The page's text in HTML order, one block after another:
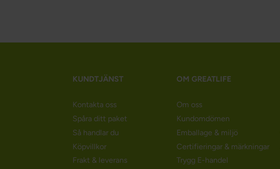
KUNDTJÄNST
Kontakta oss
Spåra ditt paket
Så handlar du
Köpvillkor
Frakt & leverans
OM GREATLIFE
Om oss
Kundomdömen
Emballage & miljö
Certifieringar & märkningar
Trygg E-handel